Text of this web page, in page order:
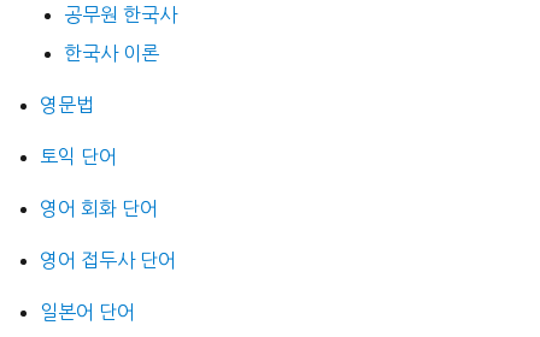
공무원 한국사
한국사 이론
영문법
토익 단어
영어 회화 단어
영어 접두사 단어
일본어 단어